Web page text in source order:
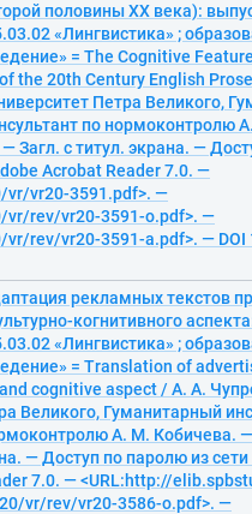
половины ХХ века):
«Лингвистика» ;
= The Cognitive
the 20th Century English
Петра Великого,
по нормоконтролю
Загл. с титул. экрана. —
Acrobat Reader 7.0. —
vr20-3591.pdf>. —
rev/vr20-3591-o.pdf>. —
rev/vr20-3591-a.pdf>. —
рекламных текстов
когнитивного
«Лингвистика» ;
= Translation of
cognitive aspect / А. А.
Великого, Гуманитарный
А. М. Кобичева.
— Доступ по паролю из
7.0. — <URL:http://
vr/rev/vr20-3586-o.pdf>. —